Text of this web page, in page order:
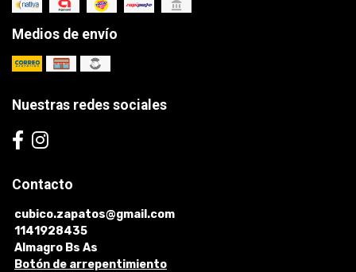
Medios de envío
Nuestras redes sociales
Contacto
cubico.zapatos@gmail.com
1141928435
Almagro Bs As
Botón de arrepentimiento